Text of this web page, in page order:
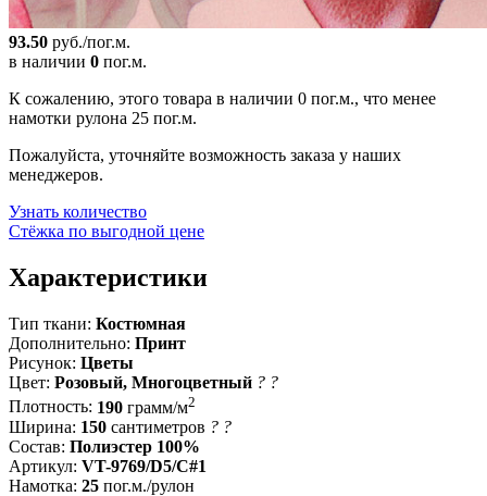
93.50 руб./пог.м.
в наличии 0 пог.м.
К сожалению, этого товара в наличии 0 пог.м., что менее
намотки рулона 25 пог.м.
Пожалуйста, уточняйте возможность заказа у наших
менеджеров.
Узнать количество
Стёжка по выгодной цене
Характеристики
Тип ткани: Костюмная
Дополнительно: Принт
Рисунок: Цветы
Цвет: Розовый, Многоцветный ? ?
Плотность: 190 грамм/м2
Ширина: 150 сантиметров ? ?
Состав: Полиэстер 100%
Артикул: VT-9769/D5/C#1
Намотка: 25 пог.м./рулон